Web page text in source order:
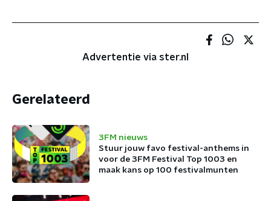
Advertentie via ster.nl
Gerelateerd
3FM nieuws
Stuur jouw favo festival-anthems in
voor de 3FM Festival Top 1003 en
maak kans op 100 festivalmunten